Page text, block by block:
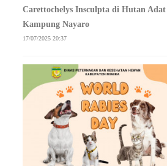
Carettochelys Insculpta di Hutan Adat
Kampung Nayaro
17/07/2025 20:37